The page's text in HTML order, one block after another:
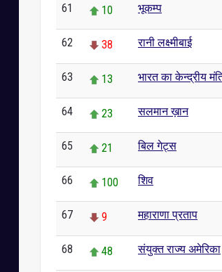
61 10 भूकम्प
62 38 रानी लक्ष्मीबाई
63 13 भारत का केन्द्रीय
64 23 सलमान ख़ान
65 21 बिल गेट्स
66 100 शिव
67 9 महाराणा प्रताप
68 48 संयुक्त राज्य अमेरिका